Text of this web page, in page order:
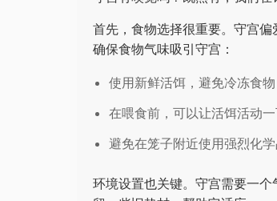
首先，食物选择很重要。守宫
确保食物气味吸引守宫：
使用新鲜活饵，避免冷冻食物
在喂食前，可以让活饵活动一
避免在笼子附近使用强烈化
环境设置也关键。守宫需要一